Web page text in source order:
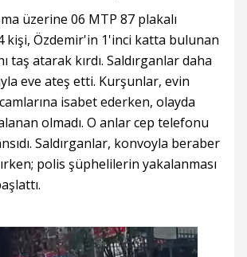
üzerine 06 MTP 87 plakalı
kişi, Özdemir'in 1'inci katta bulunan
taş atarak kırdı. Saldırganlar daha
eve ateş etti. Kurşunlar, evin
isabet ederken, olayda
olmadı. O anlar cep telefonu
Saldırganlar, konvoyla beraber
polis şüphelilerin yakalanması